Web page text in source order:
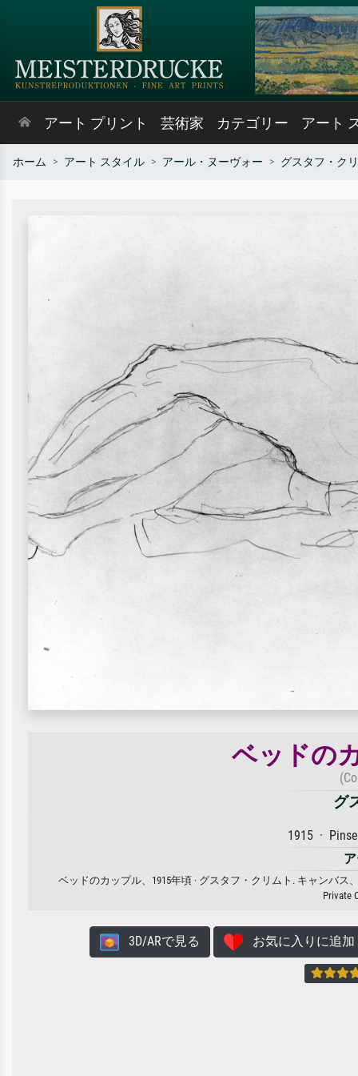
アート プリント 芸術家 カテゴリー アート
ホーム アート スタイル アール・ヌーヴォー グスタフ・ク
ベッドの
グ
1915 ·
ベッドのカップル、1915年頃 · グスタフ・クリムト. キャンバ
Private
3D/ARで見る お気に入りに追加